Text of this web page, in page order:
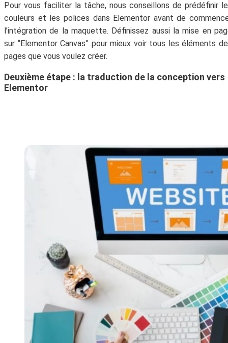
Pour vous faciliter la tâche, nous conseillons de prédéfinir
couleurs et les polices dans Elementor avant de
l’intégration de la maquette. Définissez aussi la mise en
sur “Elementor Canvas” pour mieux voir tous les éléments
pages que vous voulez créer.
Deuxième étape : la traduction de la conception vers
Elementor